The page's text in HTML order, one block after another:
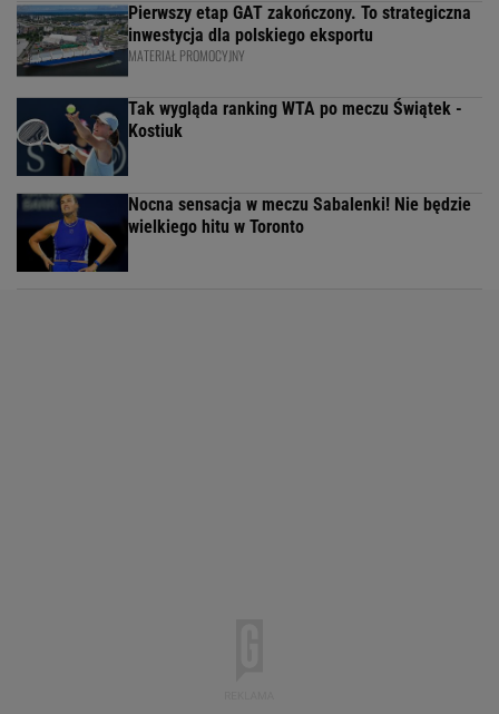
Pierwszy etap GAT zakończony. To strategiczna
inwestycja dla polskiego eksportu
MATERIAŁ PROMOCYJNY
Tak wygląda ranking WTA po meczu Świątek -
Kostiuk
Nocna sensacja w meczu Sabalenki! Nie będzie
wielkiego hitu w Toronto